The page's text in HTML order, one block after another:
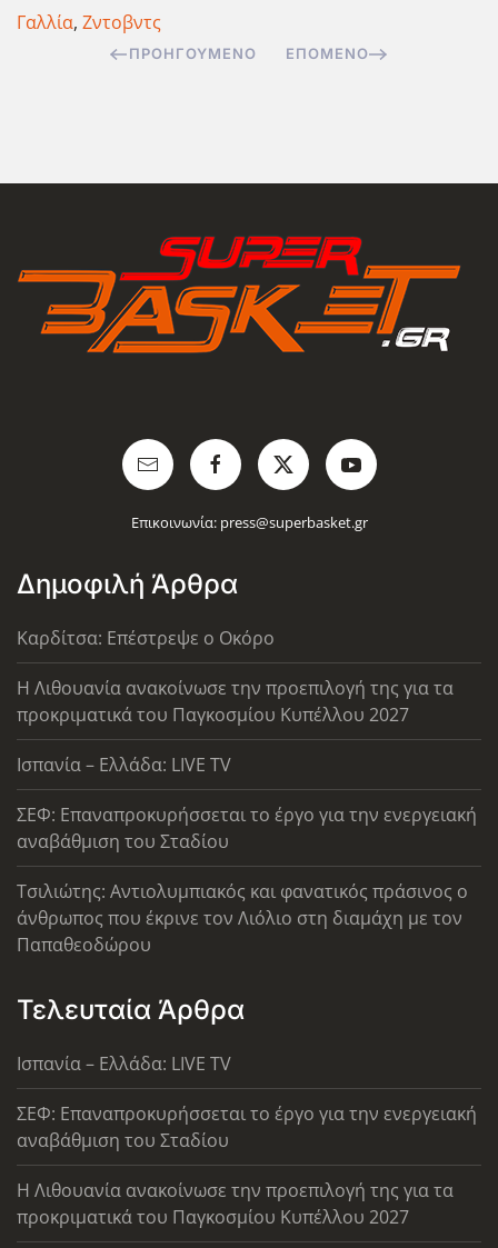
Γαλλία, Ζντοβντς
ΠΡΟΗΓΟΎΜΕΝΟ ΕΠΌΜΕΝΟ
Επικοινωνία: press@superbasket.gr
Δημοφιλή Άρθρα
Καρδίτσα: Επέστρεψε ο Οκόρο
Η Λιθουανία ανακοίνωσε την προεπιλογή της για τα
προκριματικά του Παγκοσμίου Κυπέλλου 2027
Ισπανία – Ελλάδα: LIVE TV
ΣΕΦ: Επαναπροκυρήσσεται το έργο για την ενεργειακή
αναβάθμιση του Σταδίου
Τσιλιώτης: Αντιολυμπιακός και φανατικός πράσινος ο
άνθρωπος που έκρινε τον Λιόλιο στη διαμάχη με τον
Παπαθεοδώρου
Τελευταία Άρθρα
Ισπανία – Ελλάδα: LIVE TV
ΣΕΦ: Επαναπροκυρήσσεται το έργο για την ενεργειακή
αναβάθμιση του Σταδίου
Η Λιθουανία ανακοίνωσε την προεπιλογή της για τα
προκριματικά του Παγκοσμίου Κυπέλλου 2027